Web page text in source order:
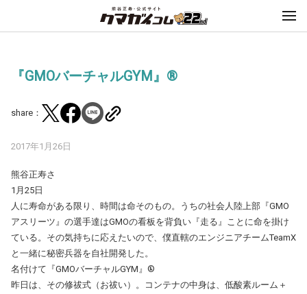
『GMOバーチャルGYM』®
share：
2017年1月26日
熊谷正寿さ
1月25日
人に寿命がある限り、時間は命そのもの。うちの社会人陸上部『GMO
アスリーツ』の選手達はGMOの看板を背負い『走る』ことに命を掛け
ている。その気持ちに応えたいので、僕直轄のエンジニアチームTeamX
と一緒に秘密兵器を自社開発した。
名付けて『GMOバーチャルGYM』®
昨日は、その修祓式（お祓い）。コンテナの中身は、低酸素ルーム＋